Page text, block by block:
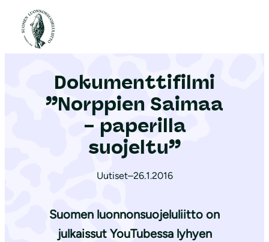
Etusivu
Dokumenttifilmi
”Norppien Saimaa
– paperilla
suojeltu”
Uutiset–26.1.2016
Suomen luonnonsuojeluliitto on
julkaissut YouTubessa lyhyen